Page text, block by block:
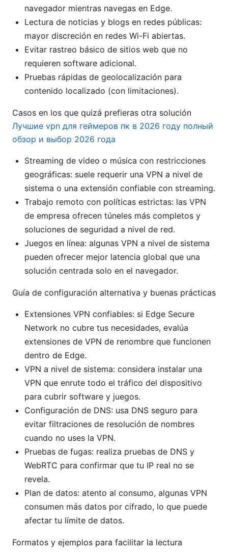
navegador mientras navegas en Edge.
Lectura de noticias y blogs en redes públicas:
mayor discreción en redes Wi-Fi abiertas.
Evitar rastreo básico de sitios web que no
requieren software adicional.
Pruebas rápidas de geolocalización para
contenido localizado (con limitaciones).
Casos en los que quizá prefieras otra solución
Лучшие vpn для геймеров пк в 2026 году полный
обзор и выбор 2026 года
Streaming de video o música con restricciones
geográficas: suele requerir una VPN a nivel de
sistema o una extensión confiable con streaming.
Trabajo remoto con políticas estrictas: las VPN
de empresa ofrecen túneles más completos y
soluciones de seguridad a nivel de red.
Juegos en línea: algunas VPN a nivel de sistema
pueden ofrecer mejor latencia global que una
solución centrada solo en el navegador.
Guía de configuración alternativa y buenas prácticas
Extensiones VPN confiables: si Edge Secure
Network no cubre tus necesidades, evalúa
extensiones de VPN de renombre que funcionen
dentro de Edge.
VPN a nivel de sistema: considera instalar una
VPN que enrute todo el tráfico del dispositivo
para cubrir software y juegos.
Configuración de DNS: usa DNS seguro para
evitar filtraciones de resolución de nombres
cuando no uses la VPN.
Pruebas de fugas: realiza pruebas de DNS y
WebRTC para confirmar que tu IP real no se
revela.
Plan de datos: atento al consumo, algunas VPN
consumen más datos por cifrado, lo que puede
afectar tu límite de datos.
Formatos y ejemplos para facilitar la lectura